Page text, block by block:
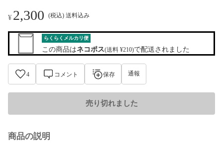
¥2,300 (税込) 送料込み
らくらくメルカリ便
この商品はネコポス(送料 ¥210)で配送されました
4 コメント 保存 通報
売り切れました
商品の説明